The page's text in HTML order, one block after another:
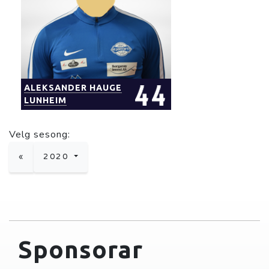
ALEKSANDER HAUGE
LUNHEIM
Velg sesong:
« 2020
Sponsorar